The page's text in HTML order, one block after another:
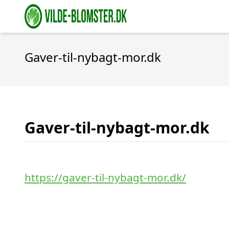
Gaver-til-nybagt-mor.dk
Gaver-til-nybagt-mor.dk
https://gaver-til-nybagt-mor.dk/